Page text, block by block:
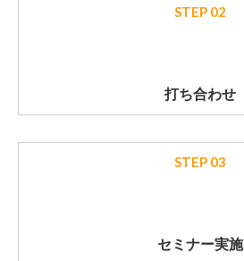
STEP 02
打ち合わせ
STEP 03
セミナー実施